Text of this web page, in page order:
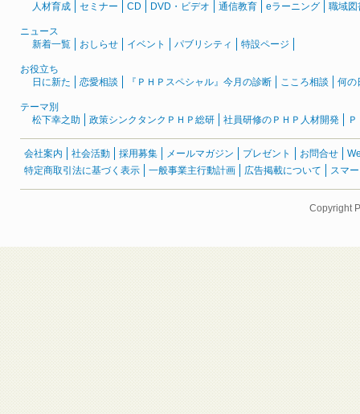
人材育成
セミナー CD DVD・ビデオ 通信教育 eラーニング 職域図
ニュース
新着一覧
おしらせ イベント パブリシティ 特設ページ
お役立ち
日に新た
恋愛相談 『ＰＨＰスペシャル』今月の診断 こころ相談 何の
テーマ別
松下幸之助
政策シンクタンクＰＨＰ総研 社員研修のＰＨＰ人材開発
会社案内 社会活動 採用募集 メールマガジン プレゼント お問合せ
特定商取引法に基づく表示
一般事業主行動計画 広告掲載について スマ
Copyright